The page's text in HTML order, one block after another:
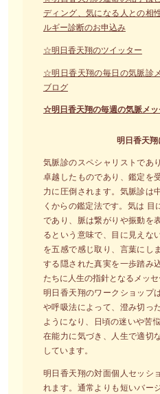
ディング、気になる人との相
ルギー診断のお申込み
☆明日香天翔のツイッター
☆明日香天翔の毎日の気脈診
ブログ
☆明日香天翔の毎週の気脈メ
明日香天翔
気脈診のスペシャリストであ
卓越したものであり、鑑定を
力に圧倒されます。気脈診は
くからの鑑定法です。気は 目
であり、脈は繋がりや振動を
るという意味で、目に見えな
を五感で感じ取り、言葉にし
する隠された真実を一歩踏み
たちに人生の指針となるメッセ
明日香天翔のワークショップ
や呼吸法によって、澄み切っ
ようになり、日頃の迷いや苦
在能力に気づき、人生で適切
しています。
明日香天翔の対面個人セッシ
れます。通常よりも短いバー